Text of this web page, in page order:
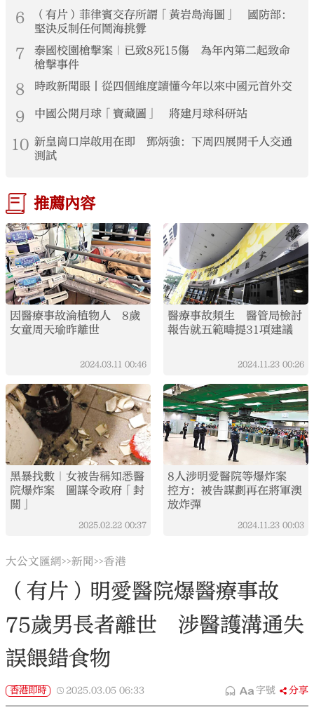
6
（有片）菲律賓交存所謂「黃岩島海圖」 國防部：
堅決反制任何鬧海挑釁
7
泰國校園槍擊案｜已致8死15傷 為年內第二起致命
槍擊事件
8 時政新聞眼丨從四個維度讀懂今年以來中國元首外交
9 中國公開月球「寶藏圖」 將建月球科研站
10 新皇崗口岸啟用在即 鄧炳強：下周四展開千人交通
測試
推薦內容
因醫療事故淪植物人 8歲
女童周天瑜昨離世
2024.03.11 00:46
醫療事故頻生 醫管局檢討
報告就五範疇提31項建議
2024.11.23 00:26
黑暴找數｜女被告稱知悉醫
院爆炸案 圖謀令政府「封
關」
2025.02.22 00:37
8人涉明愛醫院等爆炸案
控方：被告謀劃再在將軍澳
放炸彈
2024.11.23 00:03
大公文匯網>>新聞>>香港
（有片）明愛醫院爆醫療事故
75歲男長者離世 涉醫護溝通失
誤餵錯食物
香港即時 2025.03.05 06:33 字號 分享